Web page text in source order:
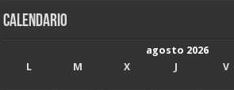
CALENDARIO
agosto 2026
L
M X J V